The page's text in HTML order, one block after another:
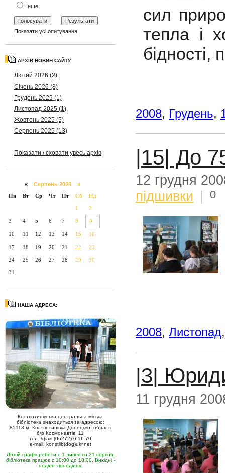
Інше
Показати усі опитування
АРХІВ НОВИН САЙТУ
Лютий 2026 (2)
Січень 2026 (8)
Грудень 2025 (1)
Листопад 2025 (1)
Жовтень 2025 (5)
Серпень 2025 (13)
Показати / сховати увесь архів
« Серпень 2026 »
Пн
Вт Ср Чт Пт Сб Нд
1 2
3 4 5 6 7 8 9
10 11 12 13 14 15 16
17 18 19 20 21 22 23
24 25 26 27 28 29 30
31
НАША АДРЕСА:
Костянтинівська центральна міська
бібліотека знаходиться за адресою:
85113 м. Костянтинівка Донецької області
б/р Космонавтів, 11
тел. /факс(06272) 6-16-70
e-mail: konstlib(dog)ukr.net
Літній графік роботи с 1 липня по 31 серпня:
бібліотека працює с 10:00 до 18:00. Вихідні -
неділя, понеділок.
сил
тепла і
бідності,
2008, Грудень,
|15| До
12 грудня
підшивки
0
2008, Листопад
|3|
11 грудня